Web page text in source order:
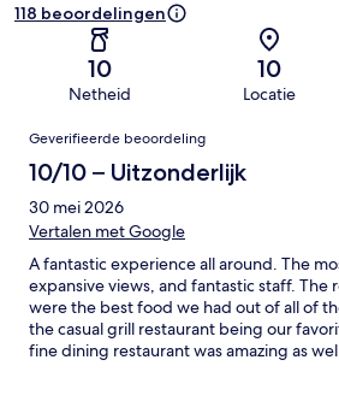
118 beoordelingen
10
Netheid
10
Locatie
Beoordelingen
Geverifieerde beoordeling
10/10 – Uitzonderlijk
30 mei 2026
Vertalen met Google
A fantastic experience all around. The
expansive views, and fantastic staff. The
were the best food we had out of all of
the casual grill restaurant being our
fine dining restaurant was amazing as